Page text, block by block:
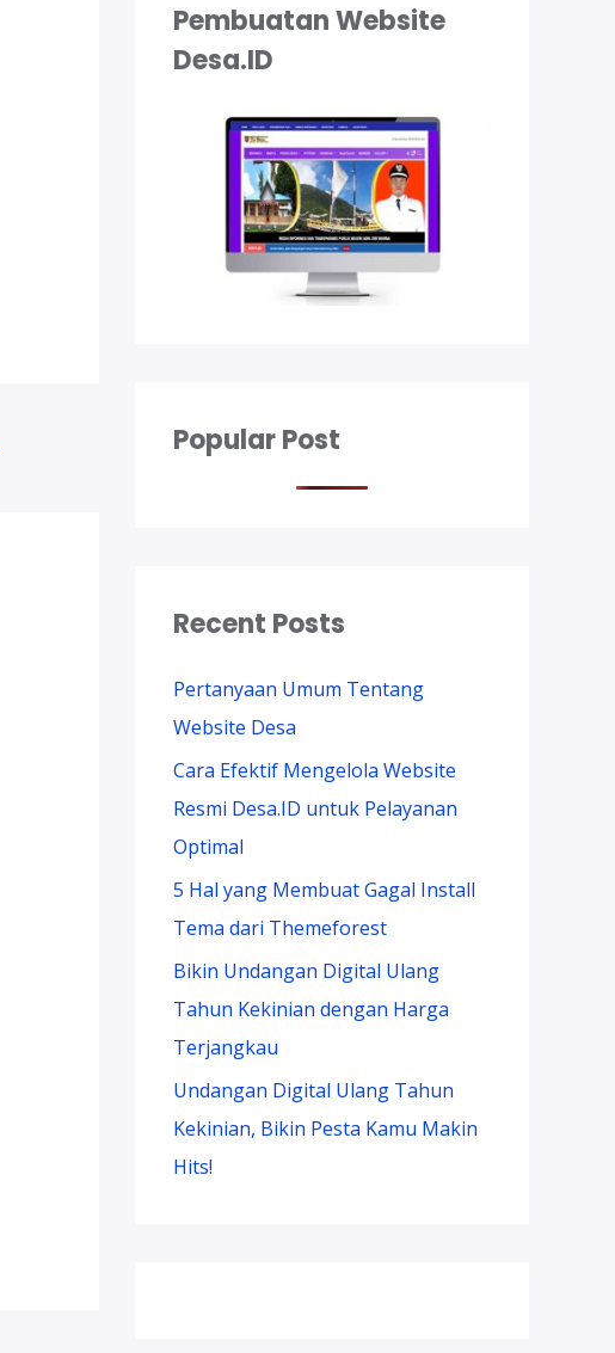
Pembuatan Website
Desa.ID
Popular Post
Recent Posts
Pertanyaan Umum Tentang
Website Desa
Cara Efektif Mengelola Website
Resmi Desa.ID untuk Pelayanan
Optimal
5 Hal yang Membuat Gagal Install
Tema dari Themeforest
Bikin Undangan Digital Ulang
Tahun Kekinian dengan Harga
Terjangkau
Undangan Digital Ulang Tahun
Kekinian, Bikin Pesta Kamu Makin
Hits!